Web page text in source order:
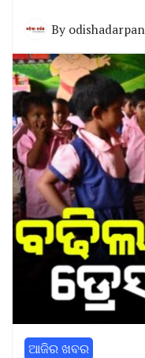
By odishadarpan
ଆଜିର ଖବର